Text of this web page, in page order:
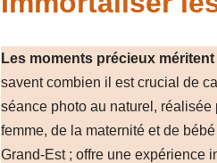
Les moments précieux méritent
savent combien il est crucial de
séance photo au naturel,
femme, de la maternité et de
Grand-Est ; offre une expérience